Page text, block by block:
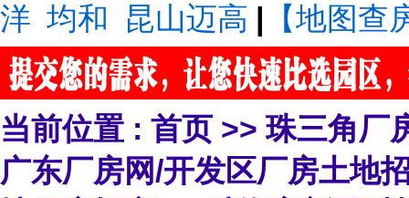
洋 均和 昆山迈高 | 【地图查
当前位置 : 首页 >>珠三角厂
广东厂房网/开发区厂房土地